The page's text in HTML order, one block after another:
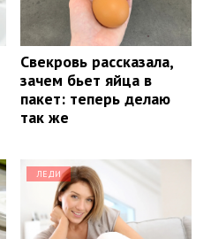
Свекровь рассказала,
зачем бьет яйца в
пакет: теперь делаю
так же
ЛЕДИ